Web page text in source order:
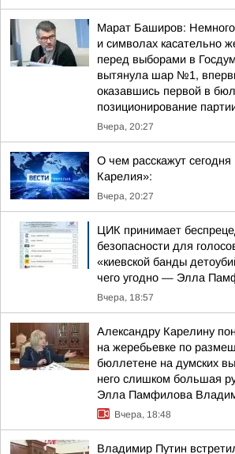
Марат Баширов:
и символах касательно
перед выборами в
вытянула шар №1,
оказавшись первой в
позиционирование
Вчера, 20:27
О чем расскажут
Карелия»:
Вчера, 20:27
ЦИК принимает
безопасности для
«киевской банды
чего угодно — Элла
Вчера, 18:57
Александру Карелину
на жеребьевке по
бюллетене на думских
него слишком большая
Элла Памфилова
Вчера, 18:48
Владимир Путин